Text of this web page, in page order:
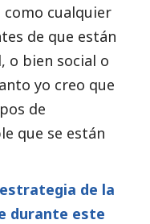
cualquier
de que están
o bien social o
yo creo que
de
que se están
de la
durante este